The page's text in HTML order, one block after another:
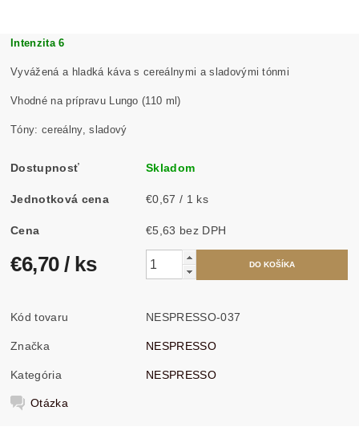
Intenzita 6
Vyvážená a hladká káva s cereálnymi a sladovými tónmi
Vhodné na prípravu Lungo (110 ml)
Tóny: cereálny, sladový
Dostupnosť Skladom
Jednotková cena €0,67 / 1 ks
Cena €5,63 bez DPH
€6,70/ ks
Kód tovaru NESPRESSO-037
Značka NESPRESSO
Kategória NESPRESSO
Otázka